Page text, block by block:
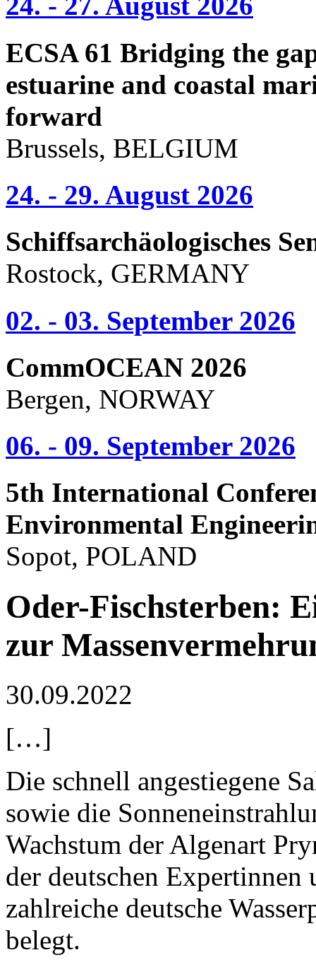
ECSA 61 Bridging the
estuarine and coastal
forward
Brussels, BELGIUM
24. - 29. August 2026
Schiffsarchäologisches
Rostock, GERMANY
02. - 03. September 2026
CommOCEAN 2026
Bergen, NORWAY
06. - 09. September 2026
5th International
Environmental
Sopot, POLAND
Oder-Fischsterben:
zur
30.09.2022
[…]
Die schnell angestiegene
sowie die
Wachstum der Algenart
der deutschen
zahlreiche deutsche
belegt.